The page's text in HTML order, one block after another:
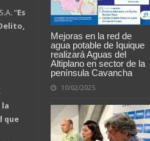
Mejoras en la red de
agua potable de Iquique
realizará Aguas del
Altiplano en sector de la
península Cavancha
10/02/2025
“Es
que